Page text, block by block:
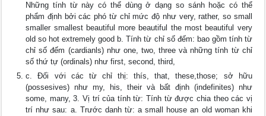
Những tính từ này có thể dùng ở dạng so sánh hoặc có thể
phẩm định bởi các phó từ chỉ mức độ như very, rather, so small
smaller smallest beautiful more beautiful the most beautiful very
old so hot extremely good b. Tính từ chỉ số đếm: bao gồm tính từ
chỉ số đếm (cardianls) như one, two, three và những tính từ chỉ
số thứ tự (ordinals) như first, second, third,
c. Đối với các từ chỉ thị: thís, that, these,those; sở hữu
(possesives) như my, his, their và bất định (indefinites) như
some, many, 3. Vị trí của tính từ: Tính từ được chia theo các vị
trí như sau: a. Trước danh từ: a small house an old woman khi